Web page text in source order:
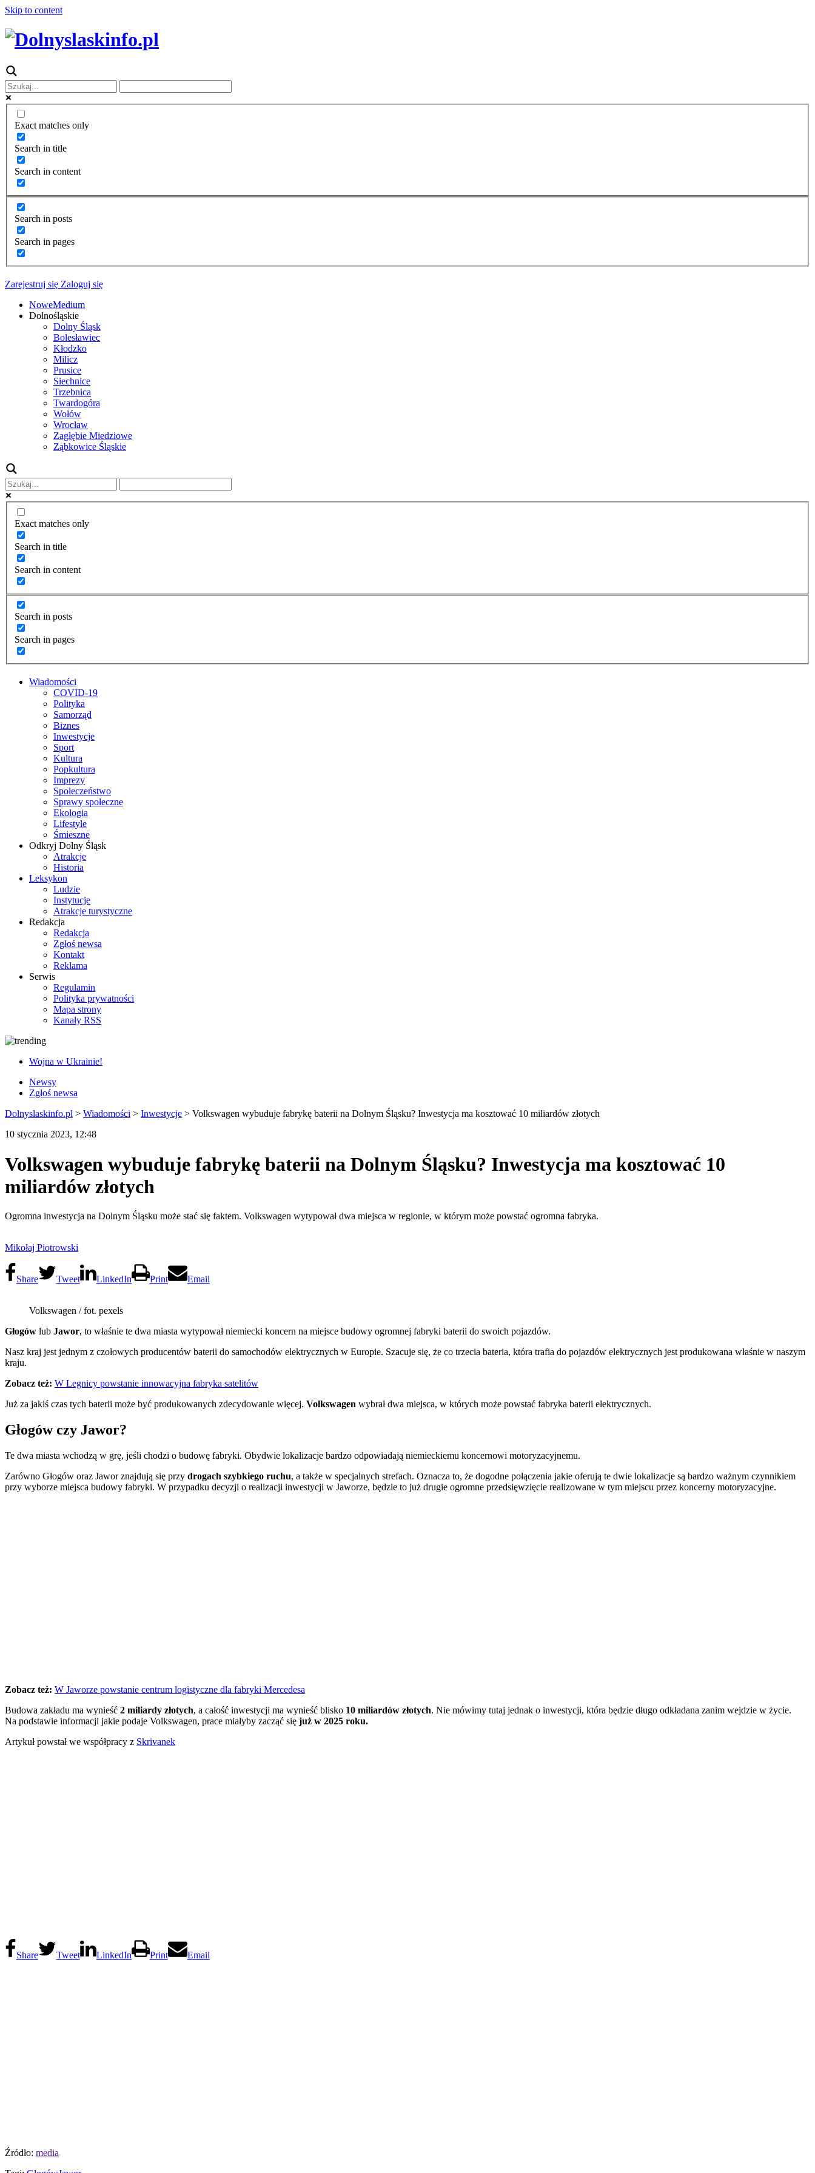
Skip to content
Exact matches only
Search in title
Search in content
Search in posts
Search in pages
Zarejestruj się Zaloguj się
NoweMedium
Dolnośląskie
Dolny Śląsk
Bolesławiec
Kłodzko
Milicz
Prusice
Siechnice
Trzebnica
Twardogóra
Wołów
Wrocław
Zagłębie Miedziowe
Ząbkowice Śląskie
Exact matches only
Search in title
Search in content
Search in posts
Search in pages
Wiadomości
COVID-19
Polityka
Samorząd
Biznes
Inwestycje
Sport
Kultura
Popkultura
Imprezy
Społeczeństwo
Sprawy społeczne
Ekologia
Lifestyle
Śmieszne
Odkryj Dolny Śląsk
Atrakcje
Historia
Leksykon
Ludzie
Instytucje
Atrakcje turystyczne
Redakcja
Redakcja
Zgłoś newsa
Kontakt
Reklama
Serwis
Regulamin
Polityka prywatności
Mapa strony
Kanały RSS
Wojna w Ukrainie!
Newsy
Zgłoś newsa
Dolnyslaskinfo.pl > Wiadomości > Inwestycje > Volkswagen wybuduje fabrykę baterii na Dolnym Śląsku? Inwestycja ma kosztować 10 miliardów złotych
10 stycznia 2023, 12:48
Volkswagen wybuduje fabrykę baterii na Dolnym Śląsku? Inwestycja ma kosztować 10
miliardów złotych
Ogromna inwestycja na Dolnym Śląsku może stać się faktem. Volkswagen wytypował dwa miejsca w regionie, w którym może powstać ogromna fabryka.
Mikołaj Piotrowski
Share Tweet LinkedIn Print Email
Volkswagen / fot. pexels
Głogów lub Jawor, to właśnie te dwa miasta wytypował niemiecki koncern na miejsce budowy ogromnej fabryki baterii do swoich pojazdów.
Nasz kraj jest jednym z czołowych producentów baterii do samochodów elektrycznych w Europie. Szacuje się, że co trzecia bateria, która trafia do pojazdów elektrycznych jest produkowana właśnie w naszym
kraju.
Zobacz też: W Legnicy powstanie innowacyjna fabryka satelitów
Już za jakiś czas tych baterii może być produkowanych zdecydowanie więcej. Volkswagen wybrał dwa miejsca, w których może powstać fabryka baterii elektrycznych.
Głogów czy Jawor?
Te dwa miasta wchodzą w grę, jeśli chodzi o budowę fabryki. Obydwie lokalizacje bardzo odpowiadają niemieckiemu koncernowi motoryzacyjnemu.
Zarówno Głogów oraz Jawor znajdują się przy drogach szybkiego ruchu, a także w specjalnych strefach. Oznacza to, że dogodne połączenia jakie oferują te dwie lokalizacje są bardzo ważnym czynnikiem
przy wyborze miejsca budowy fabryki. W przypadku decyzji o realizacji inwestycji w Jaworze, będzie to już drugie ogromne przedsięwzięcie realizowane w tym miejscu przez koncerny motoryzacyjne.
Zobacz też: W Jaworze powstanie centrum logistyczne dla fabryki Mercedesa
Budowa zakładu ma wynieść 2 miliardy złotych, a całość inwestycji ma wynieść blisko 10 miliardów złotych. Nie mówimy tutaj jednak o inwestycji, która będzie długo odkładana zanim wejdzie w życie.
Na podstawie informacji jakie podaje Volkswagen, prace miałyby zacząć się już w 2025 roku.
Artykuł powstał we współpracy z Skrivanek
Share Tweet LinkedIn Print Email
Źródło: media